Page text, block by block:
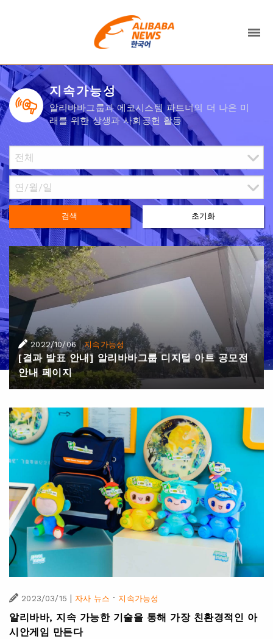
지속가능성
알리바바그룹과 에코시스템 파트너의 더 나은 미
래를 위한 상생과 사회공헌 활동
검색 초기화
2022/10/06 |지속가능성
[결과 발표 안내] 알리바바그룹 디지털 아트 공모전
안내 페이지
2023/03/15 | 자사 뉴스 · 지속가능성
알리바바, 지속 가능한 기술을 통해 가장 친환경적인 아
시안게임 만든다